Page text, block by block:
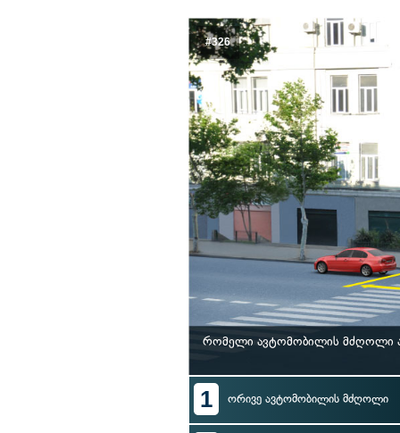
#326
რომელი ავტომობილის მძღოლი
1 ორივე ავტომობილის მძღოლი